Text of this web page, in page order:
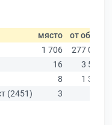
място от общо
1 706
277 019
16
3 535
8
1 341
(2451)
3